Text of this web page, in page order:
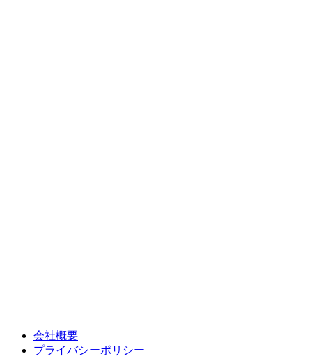
会社概要
プライバシーポリシー